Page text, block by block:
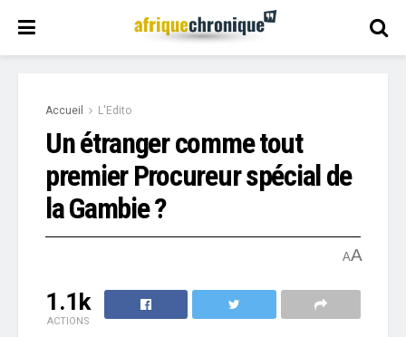
Accueil L'Edito
Un étranger comme tout
premier Procureur spécial de
la Gambie ?
AA
1.1k
ACTIONS